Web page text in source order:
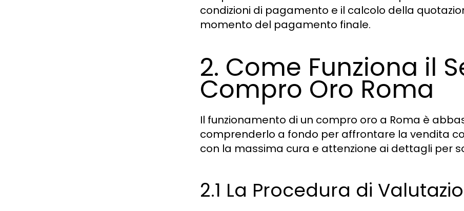
condizioni di pagamento e il calcolo della
momento del pagamento finale.
2. Come Funziona il
Compro Oro Roma
Il funzionamento di un compro oro a Roma è
comprenderlo a fondo per affrontare la vendita
con la massima cura e attenzione ai dettagli per
2.1 La Procedura di